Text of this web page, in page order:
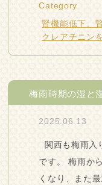
Category
腎機能低下、
クレアチニン
梅雨時期の湿と
2025.06.13
関西も梅雨入
です。 梅雨か
くなり、また